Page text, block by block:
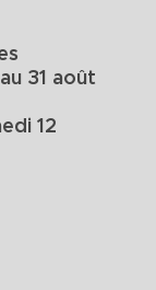
31 août
12